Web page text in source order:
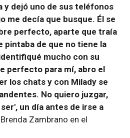
y dejó uno de sus teléfonos
me decía que busque. Él se
perfecto, aparte que traía
pintaba de que no tiene la
mucho con su
perfecto para mí, abro el
los chats y con Milady se
No quiero juzgar,
un día antes de irse a
Zambrano en el